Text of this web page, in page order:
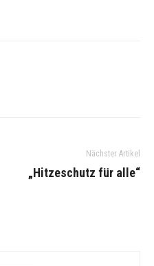
Nächster Artikel
„Hitzeschutz für alle“